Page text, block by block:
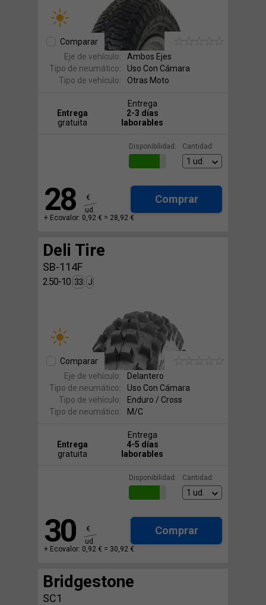
Comparar
Eje de vehículo:
Ambos Ejes
Tipo de neumático:
Uso Con Cámara
Tipo de vehículo:
Otras Moto
Entrega
gratuita
Entrega
2-3 días
laborables
Disponibilidad: Cantidad:
28
€
ud.
Comprar
+ Ecovalor: 0,92 € = 28,92 €
Deli Tire
SB-114F
2.50-10 33 J
Comparar
Eje de vehículo:
Delantero
Tipo de neumático:
Uso Con Cámara
Tipo de vehículo:
Enduro / Cross
Tipo de neumático:
M/C
Entrega
gratuita
Entrega
4-5 días
laborables
Disponibilidad: Cantidad:
30
€
ud.
Comprar
+ Ecovalor: 0,92 € = 30,92 €
Bridgestone
SC1